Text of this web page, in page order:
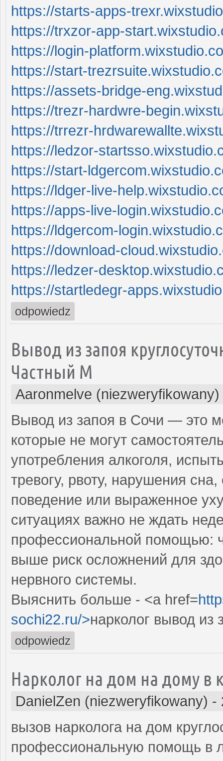
https://starts-apps-
https://trxzor-app-
https://login-
https://start-
https://assets-bridge-
https://trezr-hardwre-
https://trrezr-
https://ledzor-
https://start-
https://ldger-live-
https://apps-live-
https://ldgercom-
https://download-
https://ledzer-
https://startledegr-
odpowiedz
Вывод из запоя
Частный М
Aaronmelve (niezweryfikowany)
Вывод из запоя в Сочи — это
которые не могут
употребления алкоголя,
тревогу, рвоту, нарушения
поведение или выраженное
ситуациях важно не ждать
профессиональной помощью:
выше риск осложнений для
нервного системы.
Выяснить больше - <a href=
sochi22.ru/>нарколог вывод из
odpowiedz
Нарколог на дом на дому в
DanielZen (niezweryfikowany) -
вызов нарколога на дом
профессиональную помощь в